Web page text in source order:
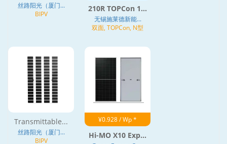
丝路阳光（厦门...
BIPV
210R TOPCon 1...
无锡施莱德新能...
双面, TOPCon, N型
Transmittable...
丝路阳光（厦门...
BIPV
¥0.928 / Wp *
Hi-MO X10 Exp...